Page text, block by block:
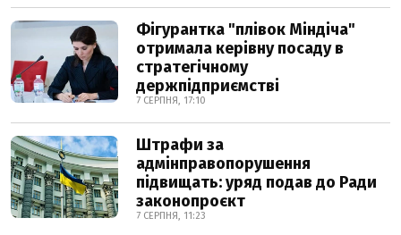
Фігурантка "плівок Міндіча"
отримала керівну посаду в
стратегічному
держпідприємстві
7 СЕРПНЯ, 17:10
Штрафи за
адмінправопорушення
підвищать: уряд подав до Ради
законопроєкт
7 СЕРПНЯ, 11:23